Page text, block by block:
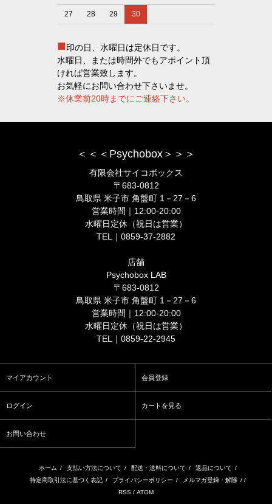
27 28 29 30
■印の日、水曜日は定休日です。
水曜日、または時間外でもアポイント頂
ければ営業致します。
お気軽にお問い合わせ下さいませ。
※休業前20時までにご連絡下さい。
＜＜＜Psychobox＞＞＞
有限会社サイコボックス
〒683-0812
鳥取県 米子市 角盤町 1－27－6
営業時間｜12:00-20:00
水曜日定休（祝日は営業）
TEL｜0859-37-2882
店舗
Psychobox LAB
〒683-0812
鳥取県 米子市 角盤町 1－27－6
営業時間｜12:00-20:00
水曜日定休（祝日は営業）
TEL｜0859-22-2945
マイアカウント 会員登録
ログイン カートを見る
お問い合わせ
ホーム / 支払い方法について / 配送・送料について / 返品について /
特定商取引法に基づく表記 / プライバシーポリシー / メルマガ登録・解除 / /
RSS / ATOM